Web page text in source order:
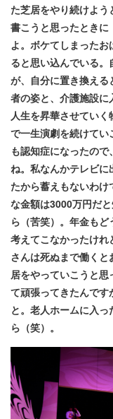
た芝居をやり続けよ
書こうと思ったとき
よ。ボケてしまった
ると思い込んでいる
が、自分に置き換え
者の姿と、介護施設に
人生を昇華させてい
で一生演劇を続けてい
も認知症になったの
ね。私なんかテレビに
たから蓄えもないわ
な金額は3000万円だ
ら（苦笑）。年金も
考えてこなかったけ
さんは死ぬまで働く
居をやっていこうと思
て頑張ってきたんです
と。老人ホームに入
ら（笑）。